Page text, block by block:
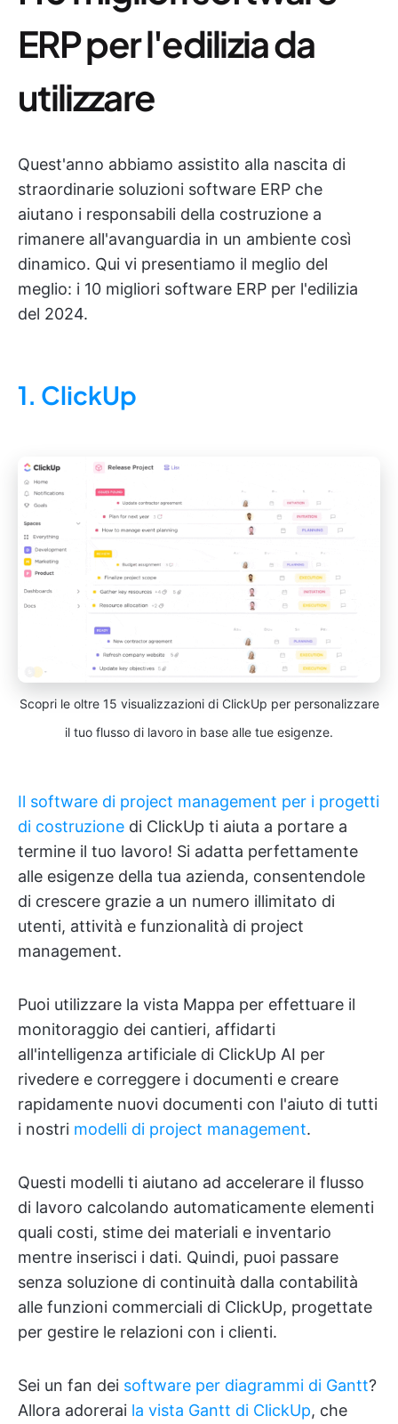
ERP per l'edilizia da
utilizzare
Quest'anno abbiamo assistito alla nascita di
straordinarie soluzioni software ERP che
aiutano i responsabili della costruzione a
rimanere all'avanguardia in un ambiente così
dinamico. Qui vi presentiamo il meglio del
meglio: i 10 migliori software ERP per l'edilizia
del 2024.
1. ClickUp
Scopri le oltre 15 visualizzazioni di ClickUp per personalizzare
il tuo flusso di lavoro in base alle tue esigenze.
Il software di project management per i progetti
di costruzione di ClickUp ti aiuta a portare a
termine il tuo lavoro! Si adatta perfettamente
alle esigenze della tua azienda, consentendole
di crescere grazie a un numero illimitato di
utenti, attività e funzionalità di project
management.
Puoi utilizzare la vista Mappa per effettuare il
monitoraggio dei cantieri, affidarti
all'intelligenza artificiale di ClickUp AI per
rivedere e correggere i documenti e creare
rapidamente nuovi documenti con l'aiuto di tutti
i nostri modelli di project management.
Questi modelli ti aiutano ad accelerare il flusso
di lavoro calcolando automaticamente elementi
quali costi, stime dei materiali e inventario
mentre inserisci i dati. Quindi, puoi passare
senza soluzione di continuità dalla contabilità
alle funzioni commerciali di ClickUp, progettate
per gestire le relazioni con i clienti.
Sei un fan dei software per diagrammi di Gantt?
Allora adorerai la vista Gantt di ClickUp, che